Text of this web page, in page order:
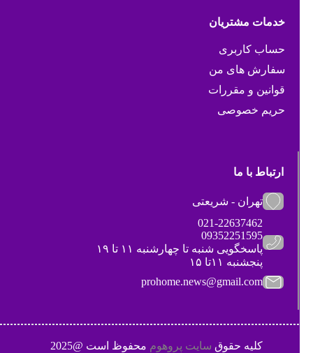
خدمات مشتریان
حساب کاربری
سفارش های من
قوانین و مقررات
حریم خصوصی
ارتباط با ما
تهران - شریعتی
021-22637462
09352251595
پاسخگویی شنبه تا چهارشنبه ۱۱ تا ۱۹
پنجشنبه ۱۱تا ۱۵
prohome.news@gmail.com
کلیه حقوقسایت پروهوممحفوظ است @2025